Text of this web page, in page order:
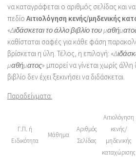
να καταγράφεται ο αριθμός σελίδας και να
πεδίο Αιτιολόγηση κενής/μηδενικής
«Διδάσκεται το άλλο βιβλίο του
καθίσταται σαφές για κάθε φάση
βρίσκεται η ύλη. Τέλος, η επιλογή: «
μαθήματος» μπορεί να γίνεται χωρίς
βιβλίο δεν έχει ξεκινήσει να διδάσκεται.
Παραδείγματα:
Γ.Π. ή
Ειδικότητα
Μάθημα
Αριθμός
Σελίδας
Αιτιολόγηση
κενής/
μηδενικής
καταχώρισης